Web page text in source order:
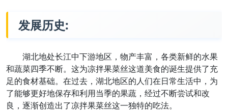
发展历史:
湖北地处长江中下游地区，物产丰富，各类新鲜的水果
和蔬菜四季不断。这为凉拌果菜丝这道美食的诞生提供了充
足的食材基础。在过去，湖北地区的人们在日常生活中，为
了能够更好地保存和利用当季的果蔬，经过不断尝试和改
良，逐渐创造出了凉拌果菜丝这一独特的吃法。